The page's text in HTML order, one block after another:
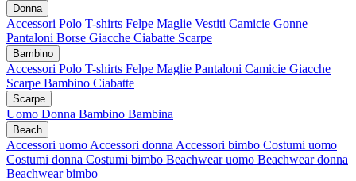
Donna
Accessori Polo T-shirts Felpe Maglie Vestiti Camicie Gonne
Pantaloni Borse Giacche Ciabatte Scarpe
Bambino
Accessori Polo T-shirts Felpe Maglie Pantaloni Camicie Giacche
Scarpe Bambino Ciabatte
Scarpe
Uomo Donna Bambino Bambina
Beach
Accessori uomo Accessori donna Accessori bimbo Costumi uomo
Costumi donna Costumi bimbo Beachwear uomo Beachwear donna
Beachwear bimbo